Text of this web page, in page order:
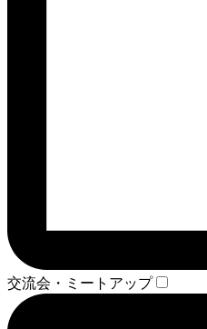
交流会・ミートアップ